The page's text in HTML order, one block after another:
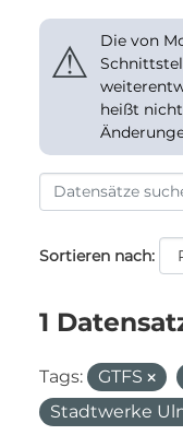
⚠
Die von
heißt
Sortieren nach
1
Tags: GTFS
Stadtwerke